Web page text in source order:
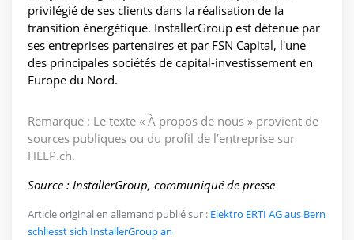
privilégié de ses clients dans la réalisation de la
transition énergétique. InstallerGroup est détenue par
ses entreprises partenaires et par FSN Capital, l'une
des principales sociétés de capital-investissement en
Europe du Nord.
Remarque : Le texte « À propos de nous » provient de
sources publiques ou du profil de l’entreprise sur
HELP.ch.
Source : InstallerGroup, communiqué de presse
Article original en allemand publié sur : Elektro ERTI AG aus Bern
schliesst sich InstallerGroup an